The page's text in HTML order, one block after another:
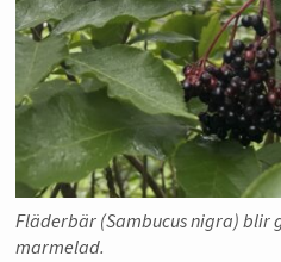
Fläderbär (Sambucus nigra) blir
marmelad.